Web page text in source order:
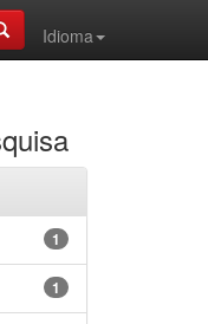
Idioma
1
1